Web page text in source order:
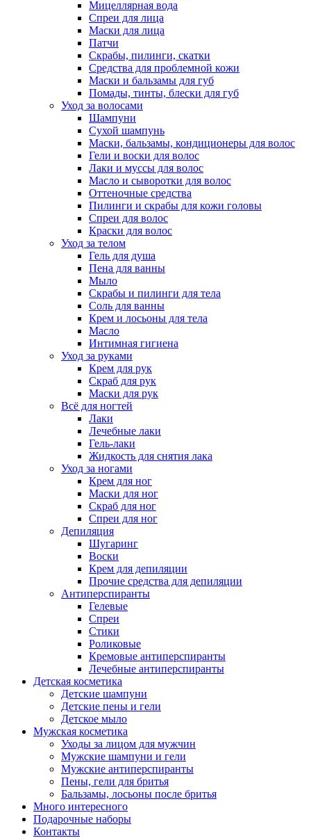
Мицеллярная вода
Спреи для лица
Маски для лица
Патчи
Скрабы, пилинги, скатки
Средства для проблемной кожи
Маски и бальзамы для губ
Помады, тинты, блески для губ
Уход за волосами
Шампуни
Сухой шампунь
Маски, бальзамы, кондиционеры для волос
Гели и воски для волос
Лаки и муссы для волос
Масло и сыворотки для волос
Оттеночные средства
Пилинги и скрабы для кожи головы
Спреи для волос
Краски для волос
Уход за телом
Гель для душа
Пена для ванны
Мыло
Скрабы и пилинги для тела
Соль для ванны
Крем и лосьоны для тела
Масло
Интимная гигиена
Уход за руками
Крем для рук
Скраб для рук
Маски для рук
Всё для ногтей
Лаки
Лечебные лаки
Гель-лаки
Жидкость для снятия лака
Уход за ногами
Крем для ног
Маски для ног
Скраб для ног
Спреи для ног
Депиляция
Шугаринг
Воски
Крем для депиляции
Прочие средства для депиляции
Антиперспиранты
Гелевые
Спреи
Стики
Роликовые
Кремовые антиперспиранты
Лечебные антиперспиранты
Детская косметика
Детские шампуни
Детские пены и гели
Детское мыло
Мужская косметика
Уходы за лицом для мужчин
Мужские шампуни и гели
Мужские антиперспиранты
Пены, гели для бритья
Бальзамы, лосьоны после бритья
Много интересного
Подарочные наборы
Контакты